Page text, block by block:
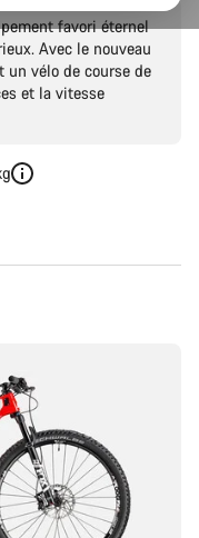
favori éternel
Avec le nouveau
un vélo de course de
et la vitesse